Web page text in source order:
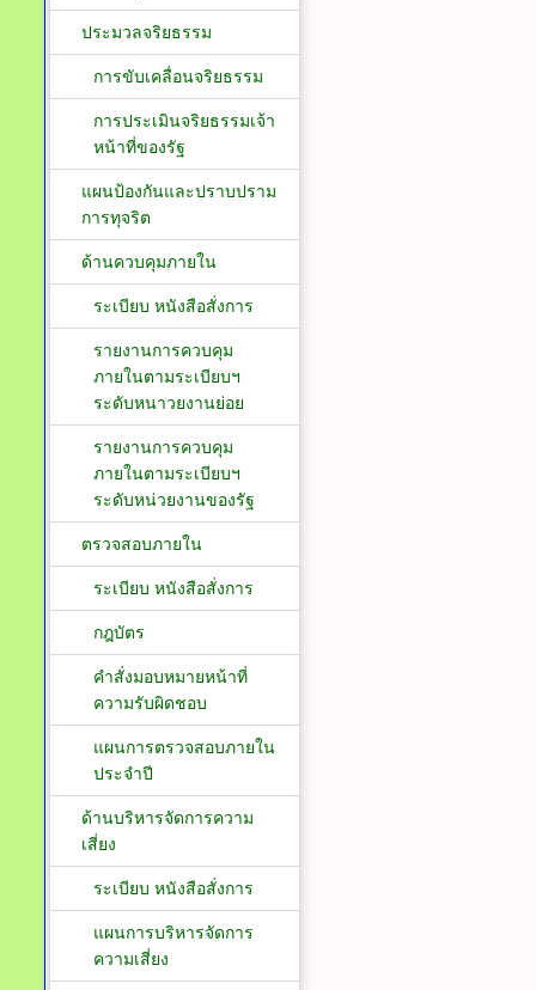
ประมวลจริยธรรม
การขับเคลื่อนจริยธรรม
การประเมินจริยธรรมเจ้า
หน้าที่ของรัฐ
แผนป้องกันและปราบปราม
การทุจริต
ด้านควบคุมภายใน
ระเบียบ หนังสือสั่งการ
รายงานการควบคุม
ภายในตามระเบียบฯ
ระดับหนาวยงานย่อย
รายงานการควบคุม
ภายในตามระเบียบฯ
ระดับหน่วยงานของรัฐ
ตรวจสอบภายใน
ระเบียบ หนังสือสั่งการ
กฎบัตร
คำสั่งมอบหมายหน้าที่
ความรับผิดชอบ
แผนการตรวจสอบภายใน
ประจำปี
ด้านบริหารจัดการความ
เสี่ยง
ระเบียบ หนังสือสั่งการ
แผนการบริหารจัดการ
ความเสี่ยง